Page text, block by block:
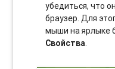
убедиться, что
браузер. Для
мыши на ярлыке
Свойства.